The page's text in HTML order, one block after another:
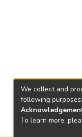
We collect and
following purposes:
To learn more,